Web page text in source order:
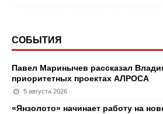
СОБЫТИЯ
Павел Маринычев рассказал
приоритетных проектах АЛРОСА
5 августа 2026
«Янзолото» начинает работу на